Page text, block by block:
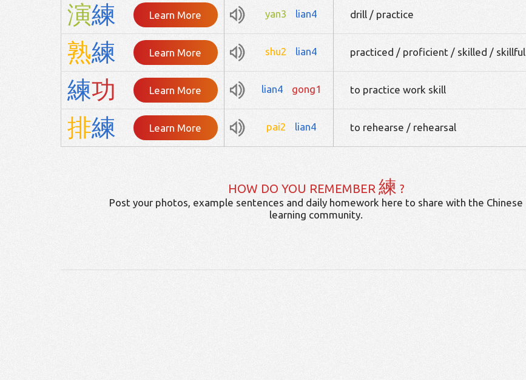
演練 Learn More yan3 lian4 drill / practice
熟練 Learn More shu2 lian4 practiced / proficient / skilled / skillful
練功 Learn More lian4 gong1 to practice work skill
排練 Learn More pai2 lian4 to rehearse / rehearsal
HOW DO YOU REMEMBER 練 ?
Post your photos, example sentences and daily homework here to share with the Chinese
learning community.